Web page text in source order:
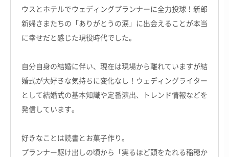
ウスとホテルでウェディングプランナーに全力投球！新郎
新婦さまたちの「ありがとうの涙」に出会えることが本当
に幸せだと感じた現役時代でした。
自分自身の結婚に伴い、現在は現場から離れていますが結
婚式が大好きな気持ちに変化なし！ウェディングライター
として結婚式の基本知識や定番演出、トレンド情報などを
発信しています。
好きなことは読書とお菓子作り。
プランナー駆け出しの頃から「実るほど頭をたれる稲穂か